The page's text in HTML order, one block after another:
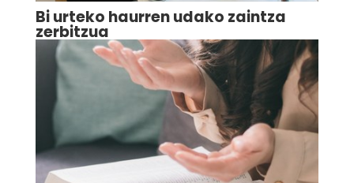
Bi urteko haurren udako zaintza
zerbitzua